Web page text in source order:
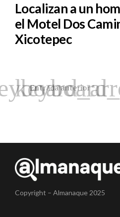
Localizan a un
el Motel Dos
Xicotepec
Entrada anterior
Copyright – Almanaque 2025